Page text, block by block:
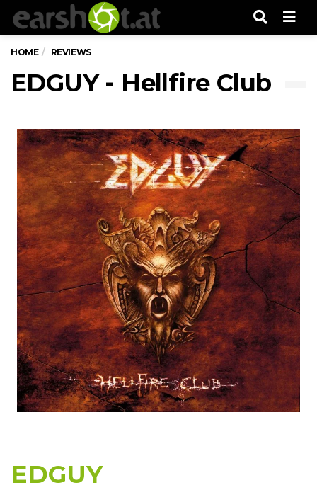
HOME REVIEWS
EDGUY - Hellfire Club
EDGUY